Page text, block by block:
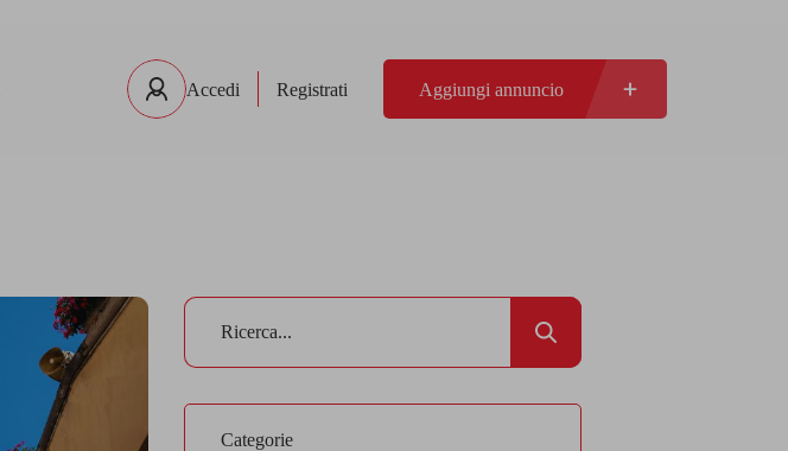
Accedi Registrati Aggiungi annuncio
Categorie